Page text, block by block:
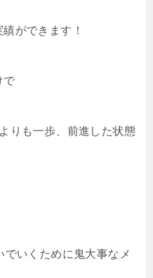
ができます！
で
りも一歩、前進した状態
いくために鬼大事なメ